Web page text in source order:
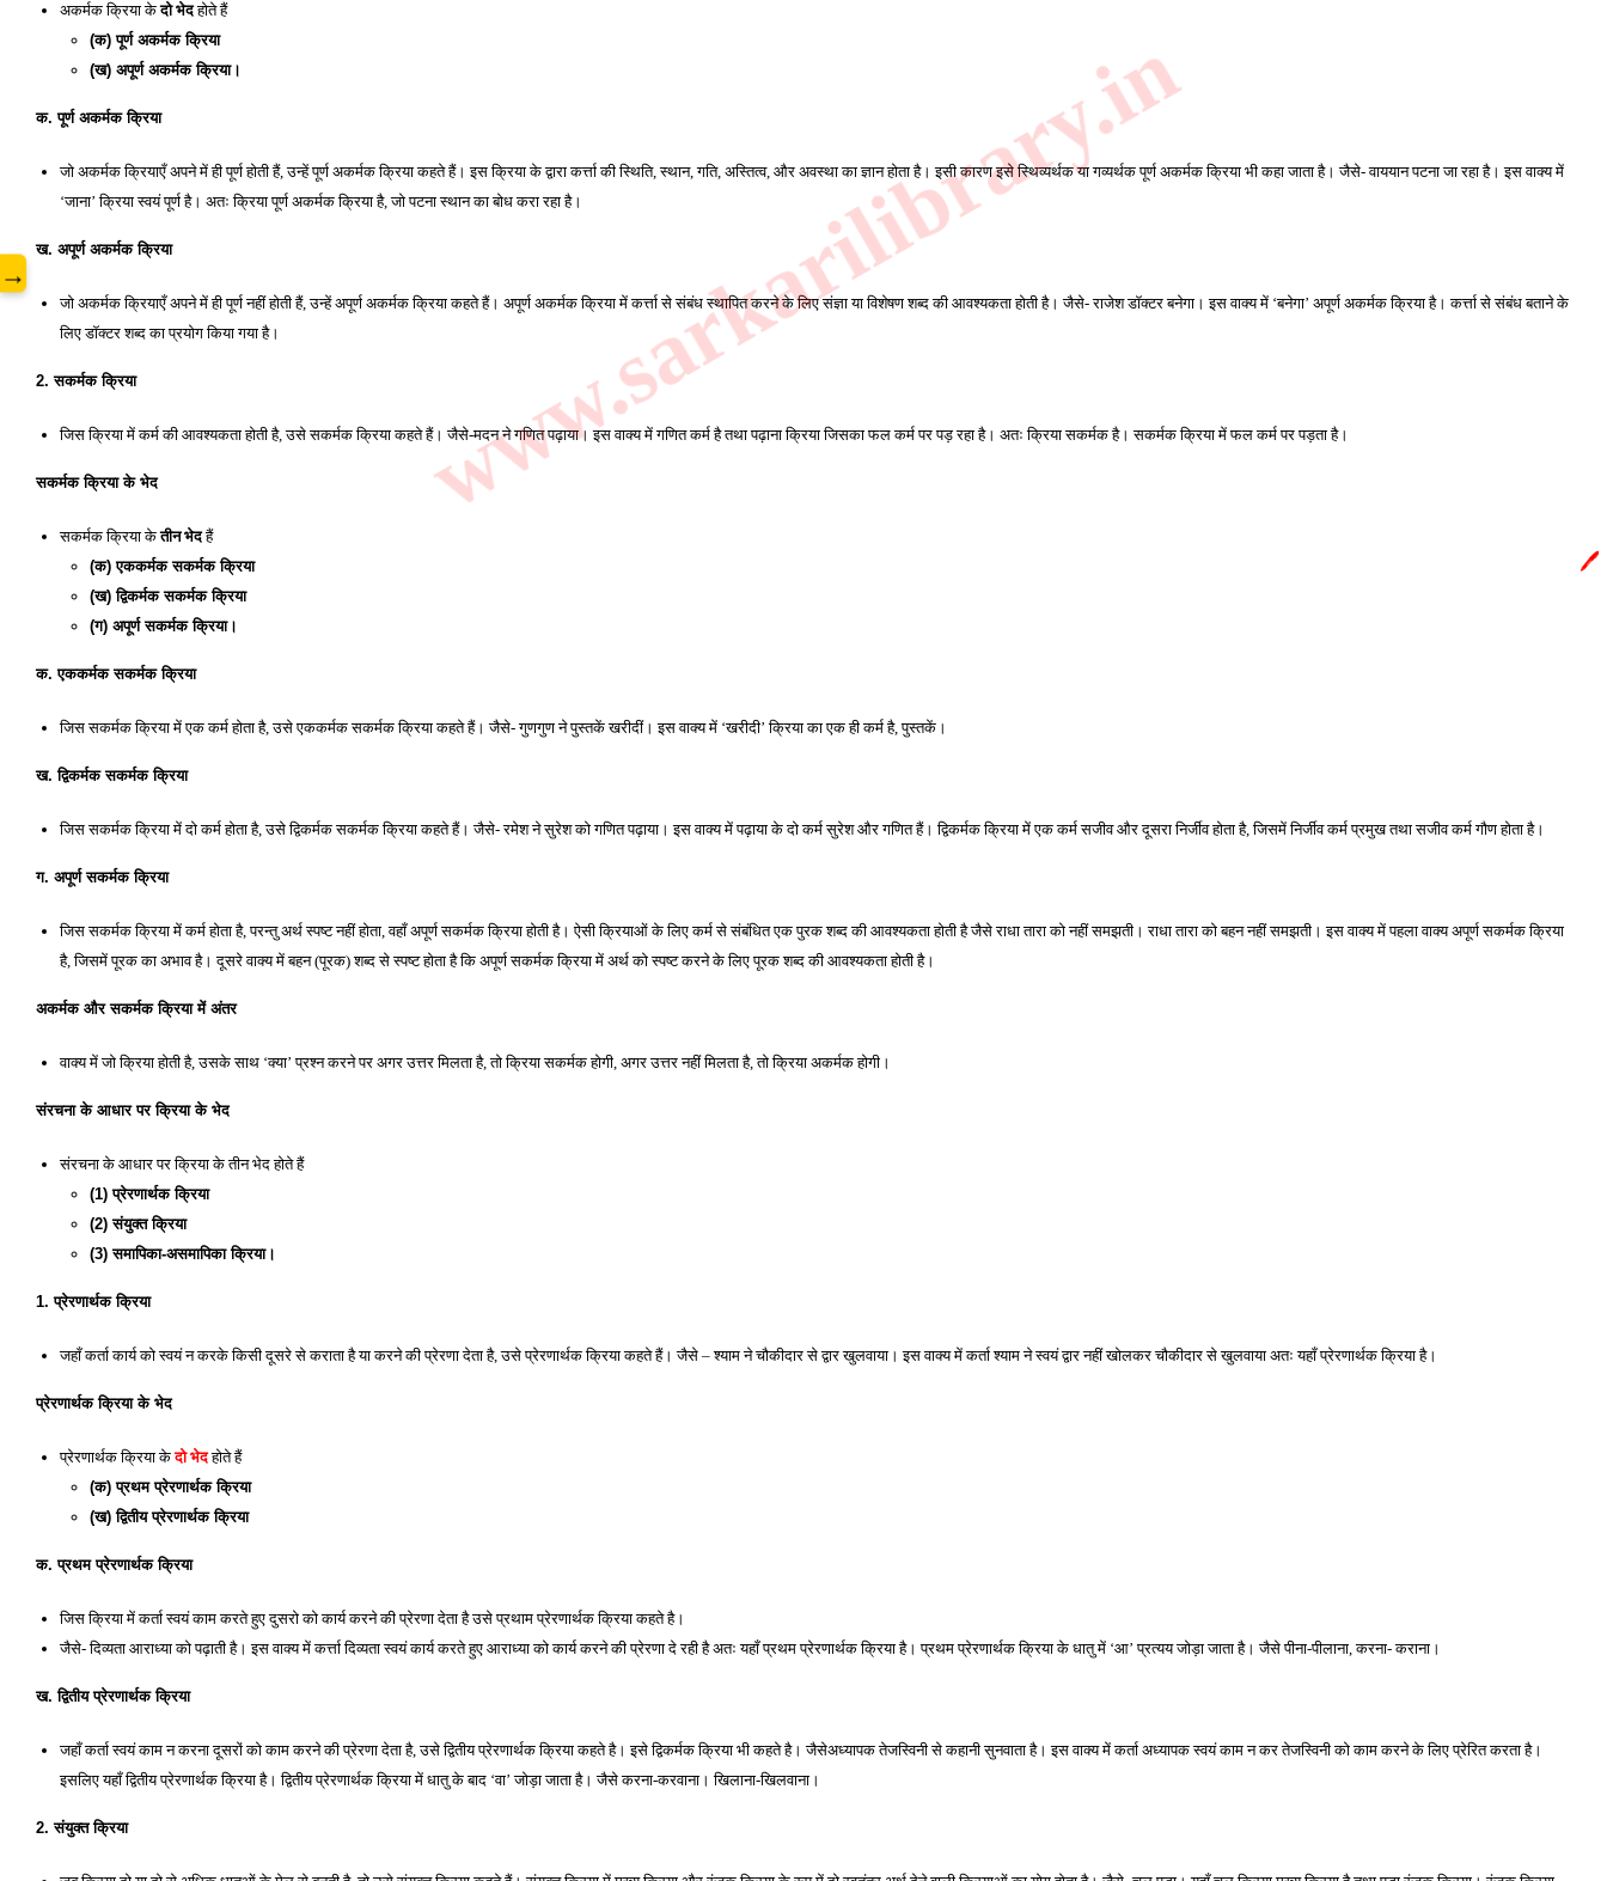
अकर्मक क्रिया के दो भेद होते हैं
(क) पूर्ण अकर्मक क्रिया
(ख) अपूर्ण अकर्मक क्रिया।
क. पूर्ण अकर्मक क्रिया
जो अकर्मक क्रियाएँ अपने में ही पूर्ण होती हैं, उन्हें पूर्ण अकर्मक क्रिया कहते हैं। इस क्रिया के द्वारा कर्त्ता की स्थिति, स्थान, गति, अस्तित्व, और अवस्था का ज्ञान होता है। इसी कारण इसे स्थिव्यर्थक या गव्यर्थक पूर्ण अकर्मक क्रिया भी कहा जाता है। जैसे- वाययान पटना जा रहा है। इस वाक्य में
‘जाना’ क्रिया स्वयं पूर्ण है। अतः क्रिया पूर्ण अकर्मक क्रिया है, जो पटना स्थान का बोध करा रहा है।
ख. अपूर्ण अकर्मक क्रिया
जो अकर्मक क्रियाएँ अपने में ही पूर्ण नहीं होती हैं, उन्हें अपूर्ण अकर्मक क्रिया कहते हैं। अपूर्ण अकर्मक क्रिया में कर्त्ता से संबंध स्थापित करने के लिए संज्ञा या विशेषण शब्द की आवश्यकता होती है। जैसे- राजेश डॉक्टर बनेगा। इस वाक्य में ‘बनेगा’ अपूर्ण अकर्मक क्रिया है। कर्त्ता से संबंध बताने के
लिए डॉक्टर शब्द का प्रयोग किया गया है।
2. सकर्मक क्रिया
जिस क्रिया में कर्म की आवश्यकता होती है, उसे सकर्मक क्रिया कहते हैं। जैसे-मदन ने गणित पढ़ाया। इस वाक्य में गणित कर्म है तथा पढ़ाना क्रिया जिसका फल कर्म पर पड़ रहा है। अतः क्रिया सकर्मक है। सकर्मक क्रिया में फल कर्म पर पड़ता है।
सकर्मक क्रिया के भेद
सकर्मक क्रिया के तीन भेद हैं
(क) एककर्मक सकर्मक क्रिया
(ख) द्विकर्मक सकर्मक क्रिया
(ग) अपूर्ण सकर्मक क्रिया।
क. एककर्मक सकर्मक क्रिया
जिस सकर्मक क्रिया में एक कर्म होता है, उसे एककर्मक सकर्मक क्रिया कहते हैं। जैसे- गुणगुण ने पुस्तकें खरीदीं। इस वाक्य में ‘खरीदी’ क्रिया का एक ही कर्म है, पुस्तकें।
ख. द्विकर्मक सकर्मक क्रिया
जिस सकर्मक क्रिया में दो कर्म होता है, उसे द्विकर्मक सकर्मक क्रिया कहते हैं। जैसे- रमेश ने सुरेश को गणित पढ़ाया। इस वाक्य में पढ़ाया के दो कर्म सुरेश और गणित हैं। द्विकर्मक क्रिया में एक कर्म सजीव और दूसरा निर्जीव होता है, जिसमें निर्जीव कर्म प्रमुख तथा सजीव कर्म गौण होता है।
ग. अपूर्ण सकर्मक क्रिया
जिस सकर्मक क्रिया में कर्म होता है, परन्तु अर्थ स्पष्ट नहीं होता, वहाँ अपूर्ण सकर्मक क्रिया होती है। ऐसी क्रियाओं के लिए कर्म से संबंधित एक पुरक शब्द की आवश्यकता होती है जैसे राधा तारा को नहीं समझती। राधा तारा को बहन नहीं समझती। इस वाक्य में पहला वाक्य अपूर्ण सकर्मक क्रिया
है, जिसमें पूरक का अभाव है। दूसरे वाक्य में बहन (पूरक) शब्द से स्पष्ट होता है कि अपूर्ण सकर्मक क्रिया में अर्थ को स्पष्ट करने के लिए पूरक शब्द की आवश्यकता होती है।
अकर्मक और सकर्मक क्रिया में अंतर
वाक्य में जो क्रिया होती है, उसके साथ ‘क्या’ प्रश्न करने पर अगर उत्तर मिलता है, तो क्रिया सकर्मक होगी, अगर उत्तर नहीं मिलता है, तो क्रिया अकर्मक होगी।
संरचना के आधार पर क्रिया के भेद
संरचना के आधार पर क्रिया के तीन भेद होते हैं
(1) प्रेरणार्थक क्रिया
(2) संयुक्त क्रिया
(3) समापिका-असमापिका क्रिया।
1. प्रेरणार्थक क्रिया
जहाँ कर्ता कार्य को स्वयं न करके किसी दूसरे से कराता है या करने की प्रेरणा देता है, उसे प्रेरणार्थक क्रिया कहते हैं। जैसे – श्याम ने चौकीदार से द्वार खुलवाया। इस वाक्य में कर्ता श्याम ने स्वयं द्वार नहीं खोलकर चौकीदार से खुलवाया अतः यहाँ प्रेरणार्थक क्रिया है।
प्रेरणार्थक क्रिया के भेद
प्रेरणार्थक क्रिया के दो भेद होते हैं
(क) प्रथम प्रेरणार्थक क्रिया
(ख) द्वितीय प्रेरणार्थक क्रिया
क. प्रथम प्रेरणार्थक क्रिया
जिस क्रिया में कर्ता स्वयं काम करते हुए दुसरो को कार्य करने की प्रेरणा देता है उसे प्रथाम प्रेरणार्थक क्रिया कहते है।
जैसे- दिव्यता आराध्या को पढ़ाती है। इस वाक्य में कर्त्ता दिव्यता स्वयं कार्य करते हुए आराध्या को कार्य करने की प्रेरणा दे रही है अतः यहाँ प्रथम प्रेरणार्थक क्रिया है। प्रथम प्रेरणार्थक क्रिया के धातु में ‘आ’ प्रत्यय जोड़ा जाता है। जैसे पीना-पीलाना, करना- कराना।
ख. द्वितीय प्रेरणार्थक क्रिया
जहाँ कर्ता स्वयं काम न करना दूसरों को काम करने की प्रेरणा देता है, उसे द्वितीय प्रेरणार्थक क्रिया कहते है। इसे द्विकर्मक क्रिया भी कहते है। जैसेअध्यापक तेजस्विनी से कहानी सुनवाता है। इस वाक्य में कर्ता अध्यापक स्वयं काम न कर तेजस्विनी को काम करने के लिए प्रेरित करता है।
इसलिए यहाँ द्वितीय प्रेरणार्थक क्रिया है। द्वितीय प्रेरणार्थक क्रिया में धातु के बाद ‘वा’ जोड़ा जाता है। जैसे करना-करवाना। खिलाना-खिलवाना।
2. संयुक्त क्रिया
www.sarkarilibrary.in
→
🖊️